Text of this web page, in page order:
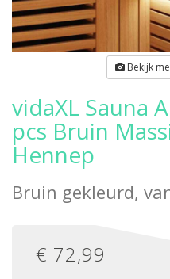
Bekijk
vidaXL Sauna
pcs Bruin
Hennep
Bruin gekleurd,
€ 72,99